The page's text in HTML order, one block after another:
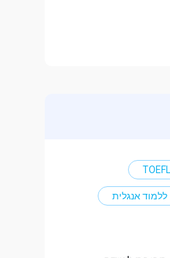
ללמוד אנגלית